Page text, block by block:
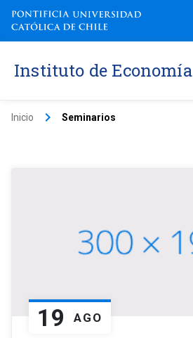
Instituto de Economía
Inicio keyboard_arrow_right Seminarios
19 AGO